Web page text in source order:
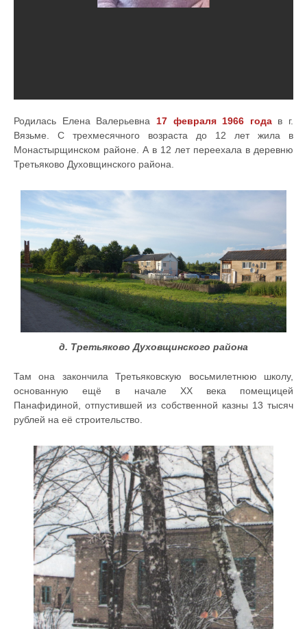
Родилась Елена Валерьевна 17 февраля 1966 годав г.
Вязьме. С трехмесячного возраста до 12 лет жила в
Монастырщинском районе. А в 12 лет переехала в деревню
Третьяково Духовщинского района.
д. Третьяково Духовщинского района
Там она закончила Третьяковскую восьмилетнюю школу,
основанную ещё в начале XX века помещицей
Панафидиной, отпустившей из собственной казны 13 тысяч
рублей на её строительство.